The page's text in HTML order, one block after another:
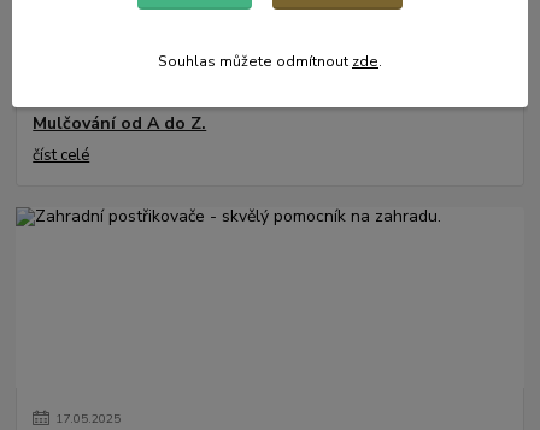
Mulčování od A do Z.
číst celé
17.05.2025
Souhlas můžete odmítnout zde.